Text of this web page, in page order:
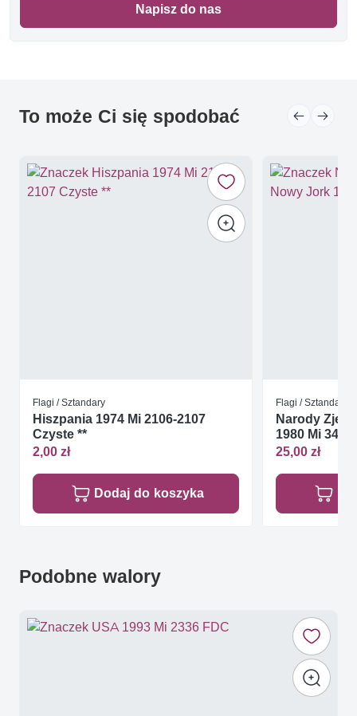
Napisz do nas
To może Ci się spodobać
Flagi / Sztandary
Hiszpania 1974 Mi 2106-2107
Czyste **
2,00 zł
Dodaj do koszyka
Flagi / Sztandary
Narody
1980 Mi 348-
25,00 zł
Podobne walory